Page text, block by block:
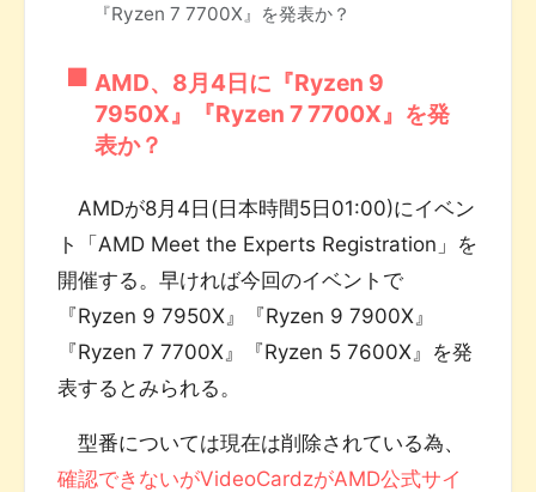
『Ryzen 7 7700X』を発表か？
AMD、8月4日に『Ryzen 9
7950X』『Ryzen 7 7700X』を発
表か？
AMDが8月4日(日本時間5日01:00)にイベン
ト「AMD Meet the Experts Registration」を
開催する。早ければ今回のイベントで
『Ryzen 9 7950X』『Ryzen 9 7900X』
『Ryzen 7 7700X』『Ryzen 5 7600X』を発
表するとみられる。
型番については現在は削除されている為、
確認できないがVideoCardzがAMD公式サイ